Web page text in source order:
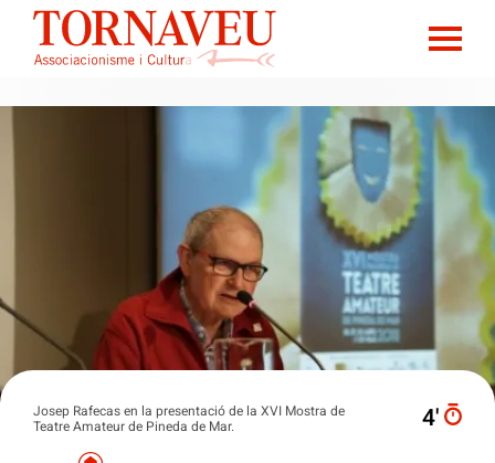
Josep Rafecas en la presentació de la XVI Mostra de
Teatre Amateur de Pineda de Mar.
4′